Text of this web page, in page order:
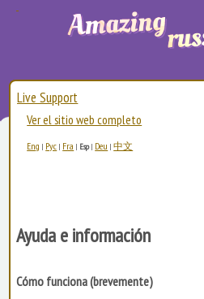
Live Support
Ver el sitio web completo
Eng | Рус | Fra | Esp| Deu |中文
Ayuda e información
Cómo funciona (brevemente)